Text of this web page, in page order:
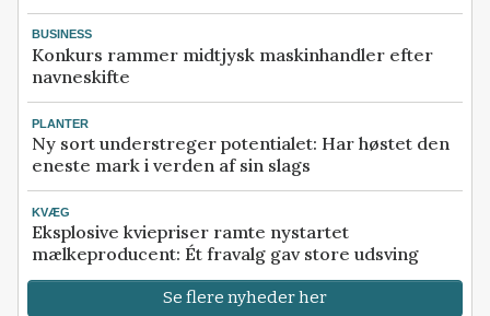
BUSINESS
Konkurs rammer midtjysk maskinhandler efter
navneskifte
PLANTER
Ny sort understreger potentialet: Har høstet den
eneste mark i verden af sin slags
KVÆG
Eksplosive kviepriser ramte nystartet
mælkeproducent: Ét fravalg gav store udsving
Se flere nyheder her